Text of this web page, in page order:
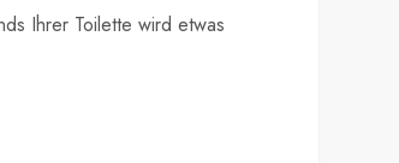
Ihrer Toilette wird etwas